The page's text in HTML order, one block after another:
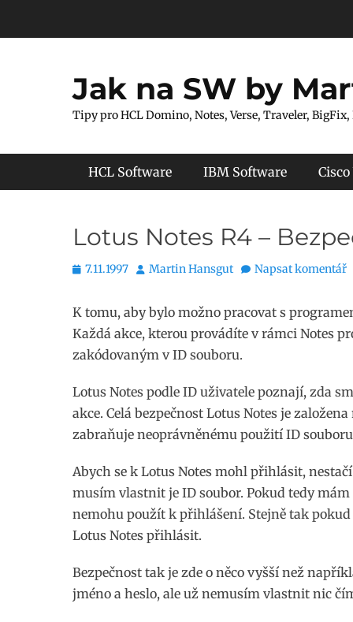
Jak na SW by
Tipy pro HCL Domino, Notes, Verse, Traveler, BigFix,
Hlavní menu
HCL Software IBM Software
Lotus Notes R4 –
Publikováno
7.11.1997 Autor
Martin Hansgut Napsat komentář
K tomu, aby bylo možno pracovat s
Každá akce, kterou provádíte v rámci Notes
zakódovaným v ID souboru.
Lotus Notes podle ID uživatele poznají, zda
akce. Celá bezpečnost Lotus Notes je
zabraňuje neoprávněnému použití ID
Abych se k Lotus Notes mohl přihlásit,
musím vlastnit je ID soubor. Pokud tedy
nemohu použít k přihlášení. Stejně tak
Lotus Notes přihlásit.
Bezpečnost tak je zde o něco vyšší než
jméno a heslo, ale už nemusím vlastnit nic